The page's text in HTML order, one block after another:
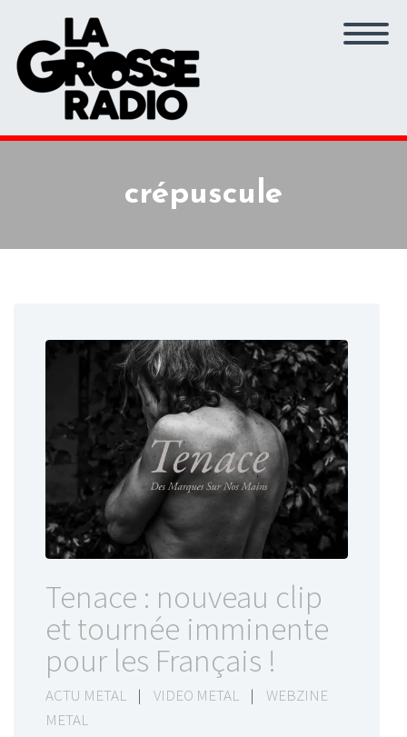
crépuscule
Tenace : nouveau clip
et tournée imminente
pour les Français !
ACTU METAL | VIDEO METAL |
WEBZINE
METAL